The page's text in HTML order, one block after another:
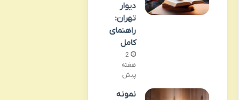
دیوار
تهران:
راهنمای
کامل
2
هفته
پیش
نمونه